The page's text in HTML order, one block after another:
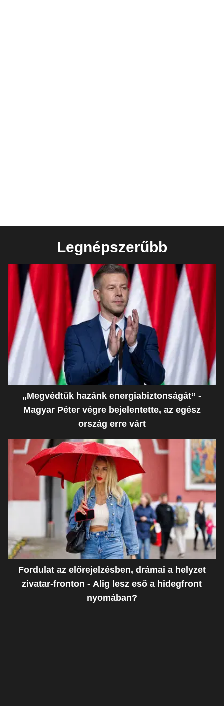
Legnépszerűbb
„Megvédtük hazánk energiabiztonságát” -
Magyar Péter végre bejelentette, az egész
ország erre várt
Fordulat az előrejelzésben, drámai a helyzet
zivatar-fronton - Alig lesz eső a hidegfront
nyomában?